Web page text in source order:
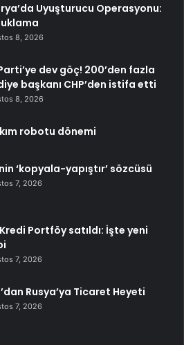
Uyuşturucu Operasyonu:
8, 2026
Parti’ye dev göç! 200’den fazla
başkanı CHP’den istifa etti
8, 2026
robotu dönemi
‘kopyala-yapıştır’ sözcüsü
7, 2026
Kredi Portföy satıldı: İşte yeni
7, 2026
Rusya’ya Ticaret Heyeti
7, 2026